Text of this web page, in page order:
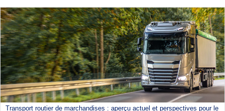
Transport routier de marchandises : aperçu actuel et perspectives pour le